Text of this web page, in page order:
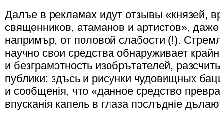
Далъе в рекламах идут отзывы «князей,
священников, атаманов и артистов»,
напримър, от половой слабости (!).
научно свои средства обнаруживает
и безграмотность изобрътателей,
публики: здъсь и рисунки чудовищных
и сообщенiя, что «данное средство
впусканiя капель в глаза послъднiе